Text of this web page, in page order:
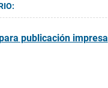
publicación impresa